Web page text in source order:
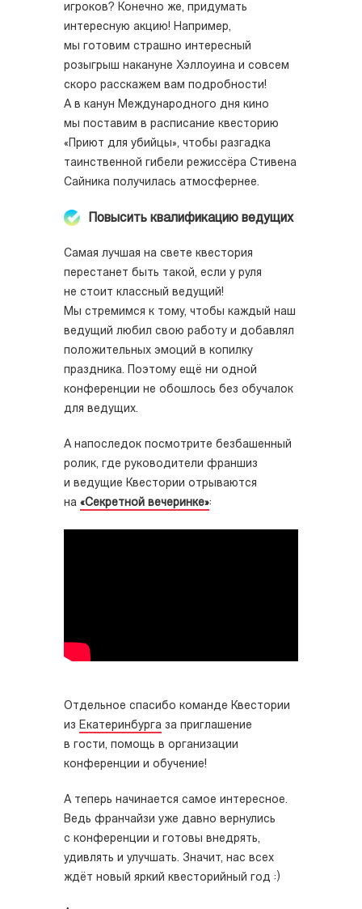
игроков? Конечно же, придумать
интересную акцию! Например,
мы готовим страшно интересный
розыгрыш накануне Хэллоуина и совсем
скоро расскажем вам подробности!
А в канун Международного дня кино
мы поставим в расписание квесторию
«Приют для убийцы», чтобы разгадка
таинственной гибели режиссёра Стивена
Сайника получилась атмосфернее.
Повысить квалификацию ведущих
Самая лучшая на свете квестория
перестанет быть такой, если у руля
не стоит классный ведущий!
Мы стремимся к тому, чтобы каждый наш
ведущий любил свою работу и добавлял
положительных эмоций в копилку
праздника. Поэтому ещё ни одной
конференции не обошлось без обучалок
для ведущих.
А напоследок посмотрите безбашенный
ролик, где руководители франшиз
и ведущие Квестории отрываются
на «Секретной вечеринке»:
Отдельное спасибо команде Квестории
из Екатеринбурга за приглашение
в гости, помощь в организации
конференции и обучение!
А теперь начинается самое интересное.
Ведь франчайзи уже давно вернулись
с конференции и готовы внедрять,
удивлять и улучшать. Значит, нас всех
ждёт новый яркий квесторийный год :)